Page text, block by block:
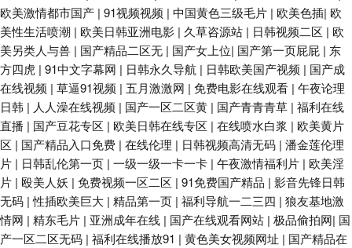
欧美激情都市国产 | 91视频视频 | 中国黄色三级毛片 | 欧美色插| 欧
美性生活喷潮 | 欧美日韩亚洲电影 | 久草咨源站 | 日韩视频二区 | 欧
美另类人与兽 | 国产精品二区无 | 国产女上位| 国产第一页屁屁 | 东
方四虎 | 91中文字幕网 | 日韩永久导航 | 日韩欧美国产视频 | 国产成
在线视频 | 草逼91视频 | 五月激激网 | 免费电影在线观看 | 午夜论理
日韩 | 人人澡在线视频 | 国产一区二区黄 | 国产青青青草 | 福利在线
直播 | 国产豆花专区 | 欧美日韩在线专区 | 在线喷水白浆 | 欧美黄片
区 | 国产精品入口免费 | 在线伦理 | 日韩视频高清无码 | 潘金莲伦理
片 | 日韩乱伦第一页 | 一级一级一卡一卡 | 午夜激情福利片 | 欧美淫
片 | 殴美人妖 | 免费视频一区二区 | 91免费国产精品 | 影音先锋日韩
无码 |性插欧美巨大 | 精品第一页 | 福利导航一二三四 | 狼友基地激
情网 | 精东毛片 | 亚洲成年在线 | 国产在线观看网站 | 极品偷拍网| 国
产一区二区无码 | 福利在线播放91 | 黄色美女视频网址 | 国产精品在